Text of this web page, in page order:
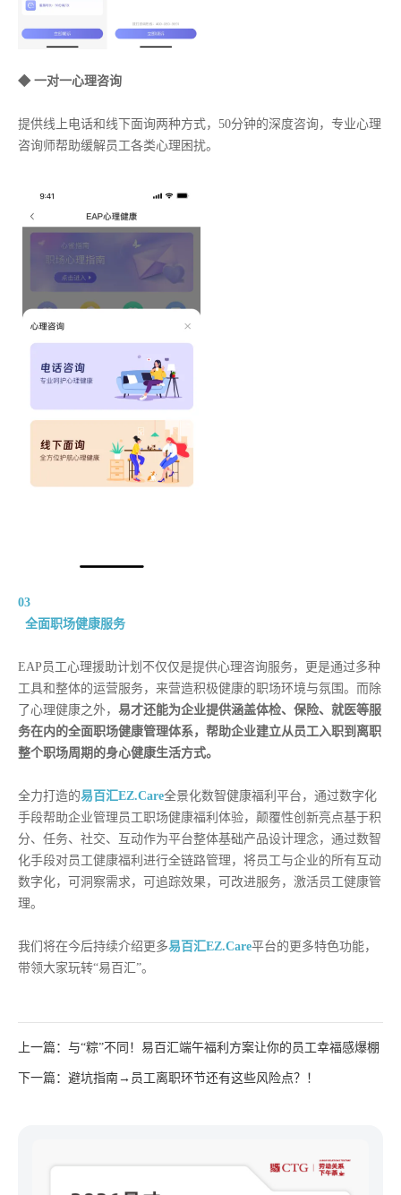
◆ 一对一心理咨询
提供线上电话和线下面询两种方式，50分钟的深度咨询，专业心理
咨询师帮助缓解员工各类心理困扰。
03
全面职场健康服务
EAP员工心理援助计划不仅仅是提供心理咨询服务，更是通过多种
工具和整体的运营服务，来营造积极健康的职场环境与氛围。而除
了心理健康之外， 易才还能为企业提供涵盖体检、保险、就医等服
务在内的全面职场健康管理体系，帮助企业建立从员工入职到离职
整个职场周期的身心健康生活方式。
全力打造的易百汇EZ.Care全景化数智健康福利平台，通过数字化
手段帮助企业管理员工职场健康福利体验，颠覆性创新亮点基于积
分、任务、社交、互动作为平台整体基础产品设计理念，通过数智
化手段对员工健康福利进行全链路管理，将员工与企业的所有互动
数字化，可洞察需求，可追踪效果，可改进服务，激活员工健康管
理。
我们将在今后持续介绍更多易百汇EZ.Care平台的更多特色功能，
带领大家玩转“易百汇”。
上一篇：与“粽”不同！易百汇端午福利方案让你的员工幸福感爆棚
下一篇：避坑指南→员工离职环节还有这些风险点？！